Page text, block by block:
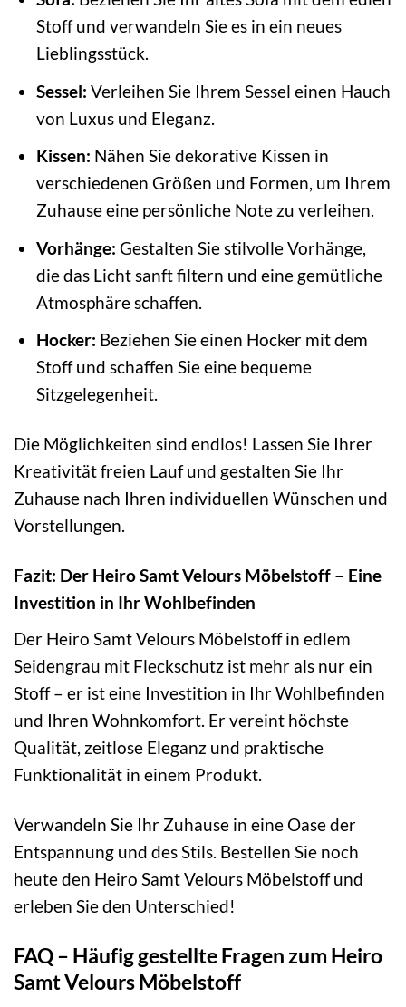
Stoff und verwandeln Sie es in ein neues
Lieblingsstück.
Sessel: Verleihen Sie Ihrem Sessel einen Hauch
von Luxus und Eleganz.
Kissen: Nähen Sie dekorative Kissen in
verschiedenen Größen und Formen, um Ihrem
Zuhause eine persönliche Note zu verleihen.
Vorhänge: Gestalten Sie stilvolle Vorhänge,
die das Licht sanft filtern und eine gemütliche
Atmosphäre schaffen.
Hocker: Beziehen Sie einen Hocker mit dem
Stoff und schaffen Sie eine bequeme
Sitzgelegenheit.
Die Möglichkeiten sind endlos! Lassen Sie Ihrer
Kreativität freien Lauf und gestalten Sie Ihr
Zuhause nach Ihren individuellen Wünschen und
Vorstellungen.
Fazit: Der Heiro Samt Velours Möbelstoff – Eine
Investition in Ihr Wohlbefinden
Der Heiro Samt Velours Möbelstoff in edlem
Seidengrau mit Fleckschutz ist mehr als nur ein
Stoff – er ist eine Investition in Ihr Wohlbefinden
und Ihren Wohnkomfort. Er vereint höchste
Qualität, zeitlose Eleganz und praktische
Funktionalität in einem Produkt.
Verwandeln Sie Ihr Zuhause in eine Oase der
Entspannung und des Stils. Bestellen Sie noch
heute den Heiro Samt Velours Möbelstoff und
erleben Sie den Unterschied!
FAQ – Häufig gestellte Fragen zum Heiro
Samt Velours Möbelstoff